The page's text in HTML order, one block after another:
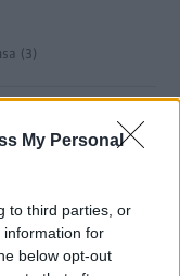
My Personal
to third parties, or
information for
below opt-out
(3)
problem med